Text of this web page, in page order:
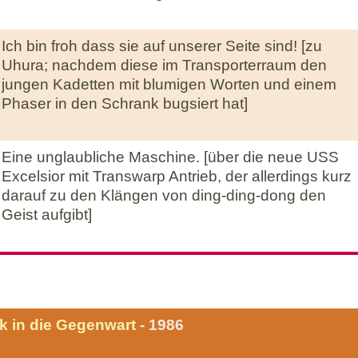
Ich bin froh dass sie auf unserer Seite sind! [zu
Uhura; nachdem diese im Transporterraum den
jungen Kadetten mit blumigen Worten und einem
Phaser in den Schrank bugsiert hat]
Eine unglaubliche Maschine. [über die neue USS
Excelsior mit Transwarp Antrieb, der allerdings kurz
darauf zu den Klängen von ding-ding-dong den
Geist aufgibt]
in die Gegenwart - 1986